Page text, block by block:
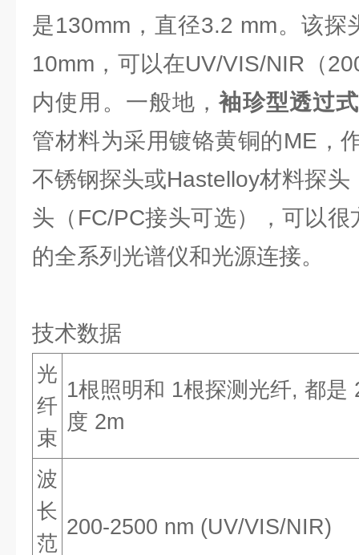
是130mm，直径3.2 mm。该探
10mm，可以在UV/VIS/NIR（
内使用。一般地，袖珍型透过
管材料为采用镀铬黄铜的ME，
不锈钢探头或Hastelloy材料探
头（FC/PC接头可选），可以
的全系列光谱仪和光源连接。
技术数据
光
纤
束
1根照明和 1根探测光纤, 都是
度 2m
波
长
范
200-2500 nm (UV/VIS/NIR)